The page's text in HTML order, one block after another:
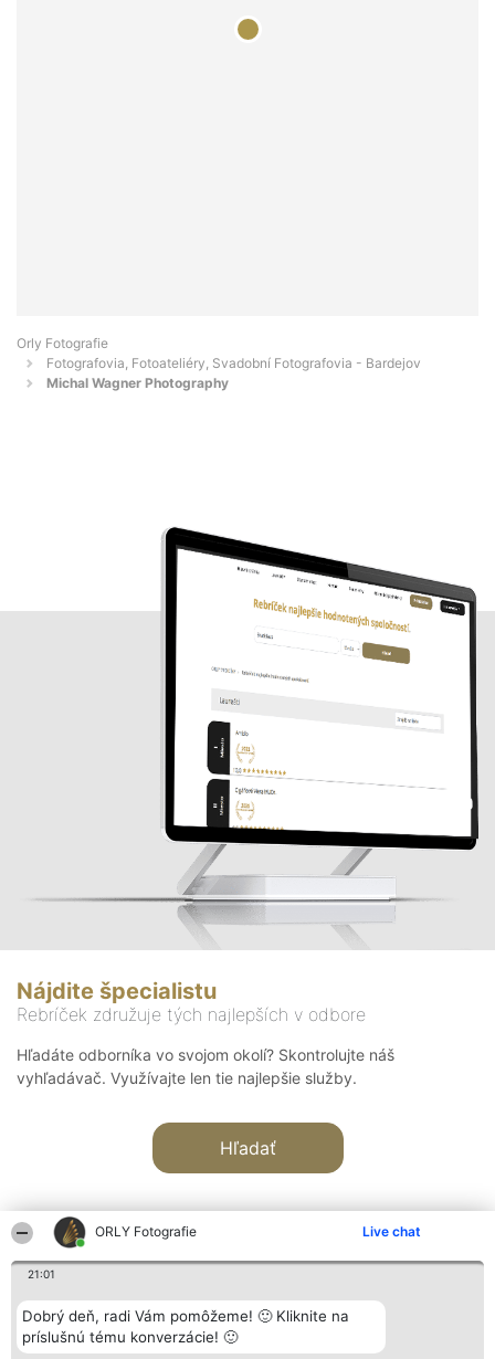
ORLY Fotografie Live chat
21:01
Dobrý deň, radi Vám pomôžeme! 🙂 Kliknite na
príslušnú tému konverzácie! 🙂
Orly Fotografie
Fotografovia, Fotoateliéry, Svadobní Fotografovia - Bardejov
Michal Wagner Photography
Nájdite špecialistu
Rebríček združuje tých najlepších v odbore
Hľadáte odborníka vo svojom okolí? Skontrolujte náš
vyhľadávač. Využívajte len tie najlepšie služby.
Hľadať
Organizátor hodnotenia
Bright Side Solutions sp. z o.
o. sp. k.
Hodnotenie
Laureáti
Lista
Kontakt
Kontakt